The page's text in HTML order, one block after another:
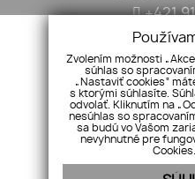
+421
Zvolením možnosti
súhlas so
„Nastaviť cookies“
s ktorými súhlasíte.
odvolať. Kliknutím na
nesúhlas so
sa budú vo Vašom
nevyhnutné pre
Cookies.